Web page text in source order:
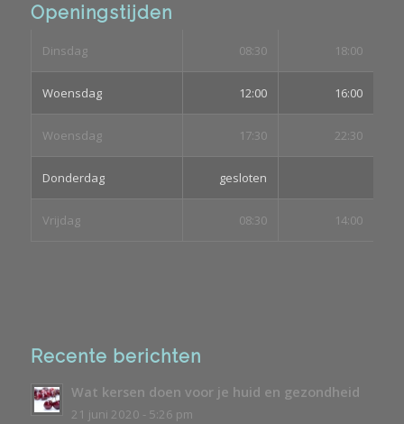
Openingstijden
Dinsdag 08:30 18:00
Woensdag 12:00 16:00
Woensdag 17:30 22:30
Donderdag gesloten
Vrijdag 08:30 14:00
Recente berichten
Wat kersen doen voor je huid en gezondheid
21 juni 2020 - 5:26 pm